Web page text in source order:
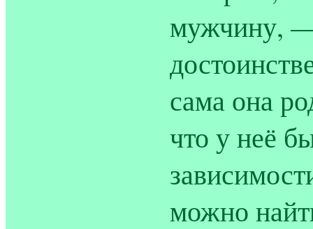
мужчину, —
сама она
что у неё
можно